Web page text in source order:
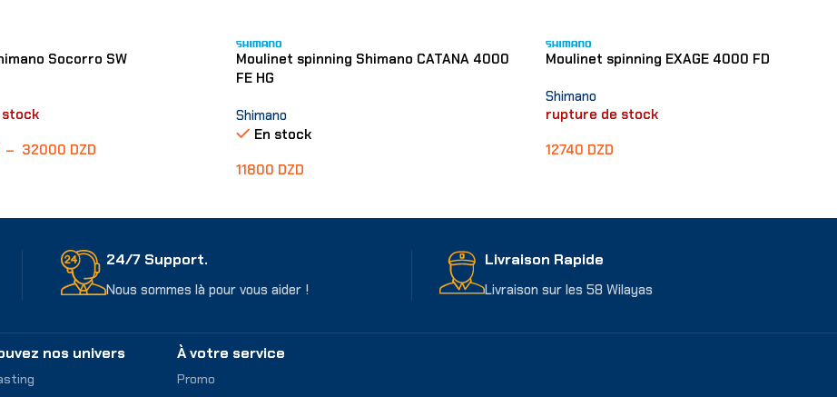
Socorro SW
– 32000 DZD
Moulinet spinning Shimano CATANA 4000
FE HG
Shimano
En stock
11800 DZD
Moulinet spinning EXAGE 4000 FD
Shimano
rupture de stock
12740 DZD
24/7 Support.
Nous sommes là pour vous aider !
Livraison Rapide
Livraison sur les 58 Wilayas
nos univers À votre service
Promo